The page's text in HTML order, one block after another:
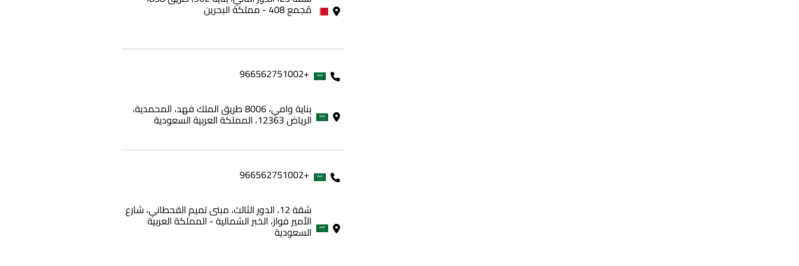
مُجمع 408 - مملكة البحرين
+966562751002
بناية وامي، 8006 طريق الملك فهد، المحمدية،
الرياض 12363، المملكة العربية السعودية
+966562751002
شقة 12، الدور الثالث، مبنى تميم القحطاني، شارع
الأمير فواز، الخبر الشمالية - المملكة العربية
السعودية